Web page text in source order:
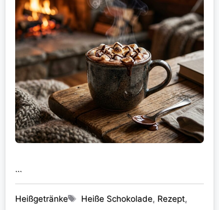
…
Kategorien
Heißgetränke Schlagwörter
Heiße Schokolade, Rezept,